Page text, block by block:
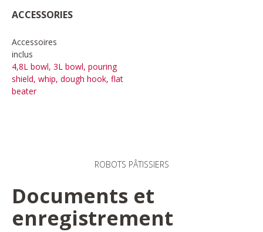
ACCESSORIES
Accessoires
inclus
4,8L bowl, 3L bowl, pouring
shield, whip, dough hook, flat
beater
ROBOTS PÂTISSIERS
Documents et
enregistrement